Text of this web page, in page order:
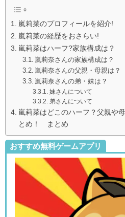
嵐莉菜のプロフィールを紹介!
嵐莉菜の経歴をおさらい!
嵐莉菜はハーフ?家族構成は？
嵐莉奈さんの家族構成は？
嵐莉奈さんの父親・母親は？
嵐莉奈さんの弟・妹は？
妹さんについて
弟さんについて
嵐莉菜はどこのハーフ？父親や
とめ！ まとめ
おすすめ無料ゲームアプリ